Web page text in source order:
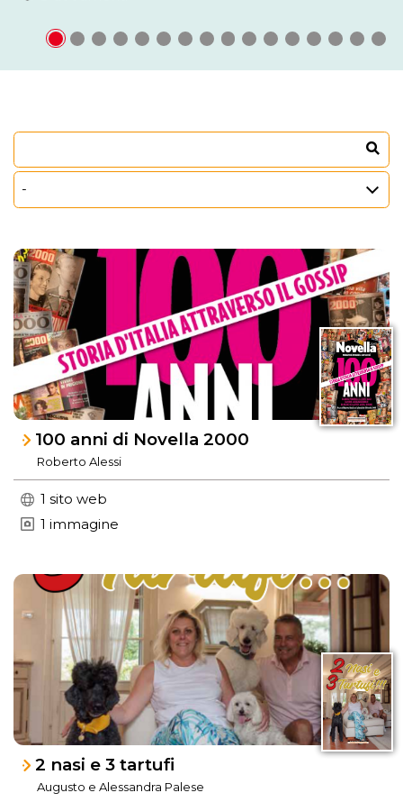
100 anni di Novella 2000
Roberto Alessi
1 sito web
1 immagine
2 nasi e 3 tartufi
Augusto e Alessandra Palese